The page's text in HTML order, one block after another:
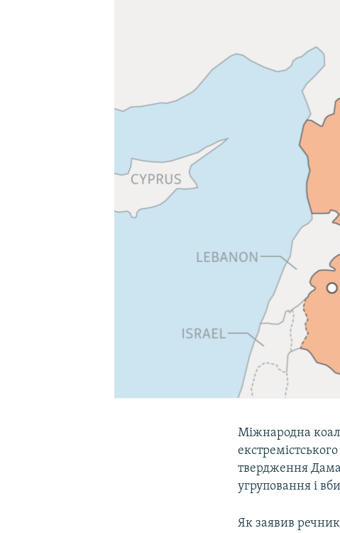
Міжнародна
твердження
угруповання і
Як заявив